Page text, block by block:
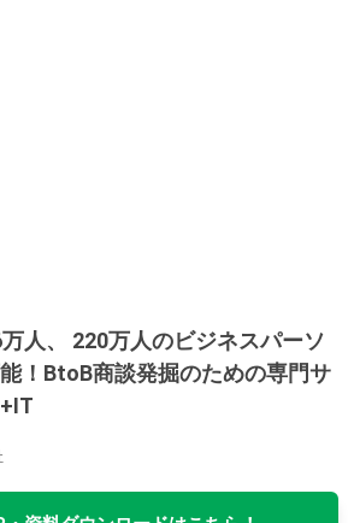
人、 220万人のビジネスパーソ
！BtoB商談発掘のための専門サ